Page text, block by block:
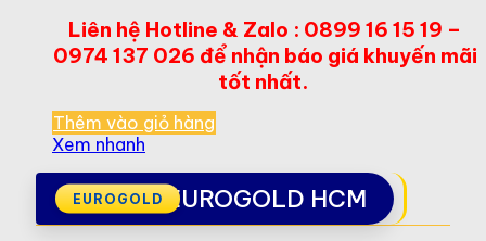
Liên hệ Hotline & Zalo : 0899 16 15 19 –
0974 137 026 để nhận báo giá khuyến mãi
tốt nhất.
Thêm vào giỏ hàng
Xem nhanh
EUROGOLD HCM